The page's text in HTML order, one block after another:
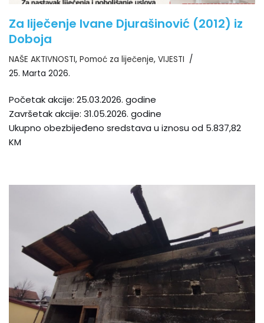
Za liječenje Ivane Djurašinović (2012) iz
Doboja
NAŠE AKTIVNOSTI, Pomoć za liječenje, VIJESTI
25. Marta 2026.
Početak akcije: 25.03.2026. godine
Završetak akcije: 31.05.2026. godine
Ukupno obezbijeđeno sredstava u iznosu od 5.837,82
KM